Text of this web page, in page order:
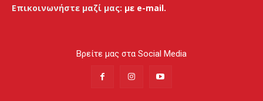
Επικοινωνήστε μαζί μας: με e-mail.
Βρείτε μας στα Social Media